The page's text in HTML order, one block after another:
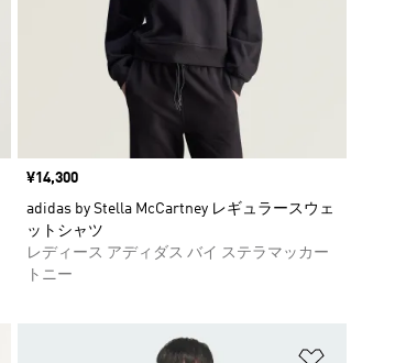
価格
¥14,300
adidas by Stella McCartney レギュラースウェ
ットシャツ
レディース アディダス バイ ステラマッカー
トニー
ほしいものリストに追加